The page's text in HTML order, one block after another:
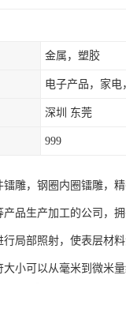
金属，塑胶
电子产品，家电
深圳 东莞
999
雕，钢圈内圈镭雕，精
品生产加工的公司，
局部照射，使表层材
小可以从毫米到微米